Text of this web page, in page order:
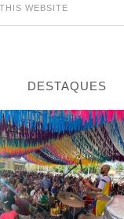
DESTAQUES